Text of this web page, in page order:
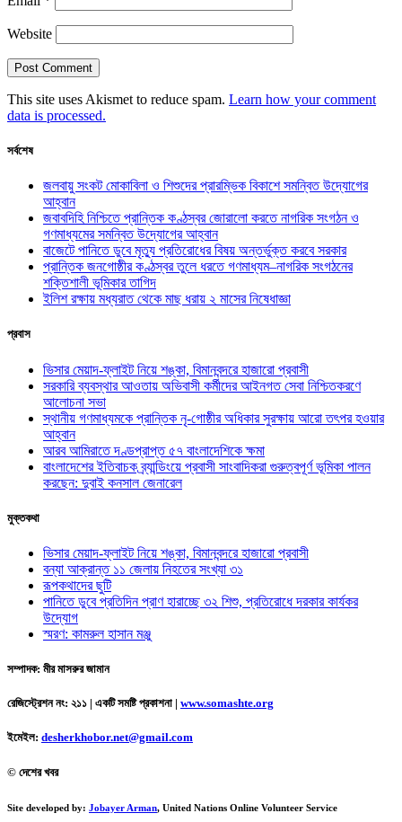
Website
This site uses Akismet to reduce spam. Learn how your comment
data is processed.
সর্বশেষ
জলবায়ু সংকট মোকাবিলা ও শিশুদের প্রারম্ভিক বিকাশে সমন্বিত উদ্যোগের
আহ্বান
জবাবদিহি নিশ্চিতে প্রান্তিক কণ্ঠস্বর জোরালো করতে নাগরিক সংগঠন ও
গণমাধ্যমের সমন্বিত উদ্যোগের আহ্বান
বাজেটে পানিতে ডুবে মৃত্যু প্রতিরোধের বিষয় অন্তর্ভুক্ত করবে সরকার
প্রান্তিক জনগোষ্ঠীর কণ্ঠস্বর তুলে ধরতে গণমাধ্যম–নাগরিক সংগঠনের
শক্তিশালী ভূমিকার তাগিদ
ইলিশ রক্ষায় মধ্যরাত থেকে মাছ ধরায় ২ মাসের নিষেধাজ্ঞা
প্রবাস
ভিসার মেয়াদ-ফ্লাইট নিয়ে শঙ্কা, বিমানবন্দরে হাজারো প্রবাসী
সরকারি ব্যবস্থার আওতায় অভিবাসী কর্মীদের আইনগত সেবা নিশ্চিতকরণে
আলোচনা সভা
স্থানীয় গণমাধ্যমকে প্রান্তিক নৃ-গোষ্ঠীর অধিকার সুরক্ষায় আরো তৎপর হওয়ার
আহ্বান
আরব আমিরাতে দণ্ডপ্রাপ্ত ৫৭ বাংলাদেশিকে ক্ষমা
বাংলাদেশের ইতিবাচক ব্র্যান্ডিংয়ে প্রবাসী সাংবাদিকরা গুরুত্বপূর্ণ ভূমিকা পালন
করছেন: দুবাই কনসাল জেনারেল
মুক্তকথা
ভিসার মেয়াদ-ফ্লাইট নিয়ে শঙ্কা, বিমানবন্দরে হাজারো প্রবাসী
বন্যা আক্রান্ত ১১ জেলায় নিহতের সংখ্যা ৩১
রূপকথাদের ছুটি
পানিতে ডুবে প্রতিদিন প্রাণ হারাচ্ছে ৩২ শিশু, প্রতিরোধে দরকার কার্যকর
উদ্যোগ
স্মরণ: কামরুল হাসান মঞ্জু
সম্পাদক: মীর মাসরুর জামান
রেজিস্ট্রেশন নং: ২১১ | একটি সমষ্টি প্রকাশনা | www.somashte.org
ইমেইল: desherkhobor.net@gmail.com
© দেশের খবর
Site developed by: Jobayer Arman, United Nations Online Volunteer Service